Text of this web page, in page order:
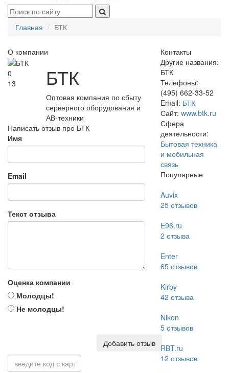
Главная БТК
О компании
0
13
БТК
Оптовая компания по сбыту
серверного оборудования и
АВ-техники
Написать отзыв про БТК
Имя
Email
Текст отзыва
Оценка компании
Молодцы!
Не молодцы!
Добавить отзыв
Контакты
Другие названия:
БТК
Телефоны:
(495) 662-33-52
Email: БТК
Сайт: www.btk.ru
Сфера
деятельности:
Бытовая техника
и мобильная
связь
Популярные
Auvix
25отзывов
E96.ru
2 отзыва
Enter
65отзывов
Kirby
42 отзыва
Nikon
5отзывов
RBT.ru
12 отзывов